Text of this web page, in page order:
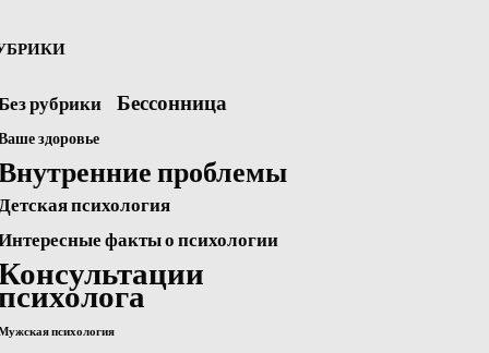
рубрики Бессонница
здоровье
проблемы
психология
факты о психологии
психология